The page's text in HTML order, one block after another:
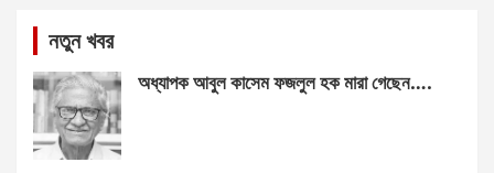
নতুন খবর
অধ্যাপক আবুল কাসেম ফজলুল হক মারা গেছেন….